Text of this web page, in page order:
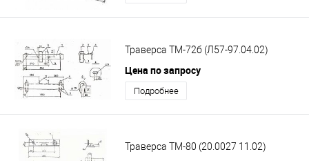
Траверса ТМ-72б (Л57-97.04.02)
Цена по запросу
Подробнее
Траверса ТМ-80 (20.0027 11.02)